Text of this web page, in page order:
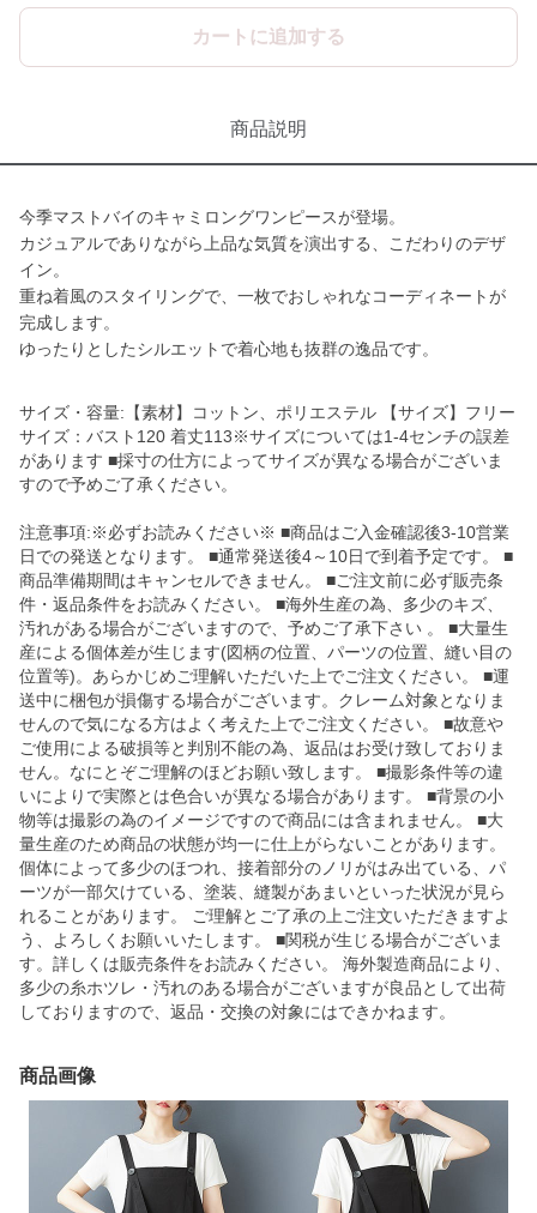
カートに追加する
商品説明
今季マストバイのキャミロングワンピースが登場。
カジュアルでありながら上品な気質を演出する、こだわりのデザ
イン。
重ね着風のスタイリングで、一枚でおしゃれなコーディネートが
完成します。
ゆったりとしたシルエットで着心地も抜群の逸品です。
サイズ・容量:【素材】コットン、ポリエステル 【サイズ】フリー
サイズ：バスト120 着丈113※サイズについては1-4センチの誤差
があります ■採寸の仕方によってサイズが異なる場合がございま
すので予めご了承ください。
注意事項:※必ずお読みください※ ■商品はご入金確認後3-10営業
日での発送となります。 ■通常発送後4～10日で到着予定です。 ■
商品準備期間はキャンセルできません。 ■ご注文前に必ず販売条
件・返品条件をお読みください。 ■海外生産の為、多少のキズ、
汚れがある場合がございますので、予めご了承下さい 。 ■大量生
産による個体差が生じます(図柄の位置、パーツの位置、縫い目の
位置等)。あらかじめご理解いただいた上でご注文ください。 ■運
送中に梱包が損傷する場合がございます。クレーム対象となりま
せんので気になる方はよく考えた上でご注文ください。 ■故意や
ご使用による破損等と判別不能の為、返品はお受け致しておりま
せん。なにとぞご理解のほどお願い致します。 ■撮影条件等の違
いによりで実際とは色合いが異なる場合があります。 ■背景の小
物等は撮影の為のイメージですので商品には含まれません。 ■大
量生産のため商品の状態が均一に仕上がらないことがあります。
個体によって多少のほつれ、接着部分のノリがはみ出ている、パ
ーツが一部欠けている、塗装、縫製があまいといった状況が見ら
れることがあります。 ご理解とご了承の上ご注文いただきますよ
う、よろしくお願いいたします。 ■関税が生じる場合がございま
す。詳しくは販売条件をお読みください。 海外製造商品により、
多少の糸ホツレ・汚れのある場合がございますが良品として出荷
しておりますので、返品・交換の対象にはできかねます。
商品画像